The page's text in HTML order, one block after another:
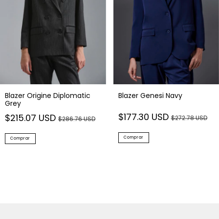
Blazer Origine Diplomatic
Grey
$215.07 USD $286.76 USD
Comprar
Blazer Genesi Navy
$177.30 USD$272.78 USD
Comprar